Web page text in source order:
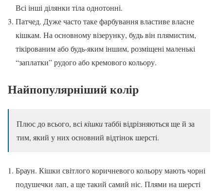
Всі інші ділянки тіла однотонні.
Патчед. Дуже часто таке фарбування властиве власне
кішкам. На основному візерунку, будь він плямистим,
тікірованим або будь-яким іншим, розміщені маленькі
“заплатки” рудого або кремового кольору.
Найпопулярніший колір
Плюс до всього, всі кішкитаббі відрізняються ще й за
тим, який у них основний відтінок шерсті.
Браун. Кішки світлого коричневого кольору мають чорні
подушечки лап, а ще такий самий ніс. Плями на шерсті